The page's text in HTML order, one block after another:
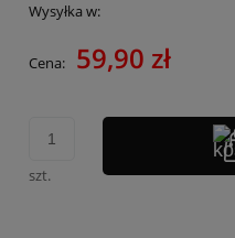
Wysyłka w:
Cena: 59,90 zł
szt.